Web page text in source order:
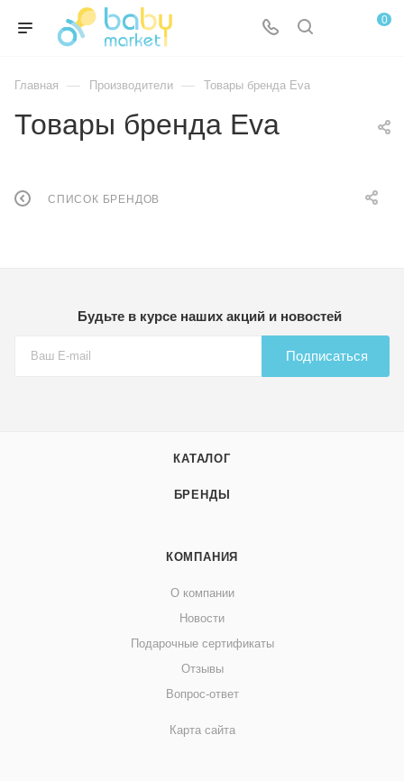
0
Главная — Производители — Товары бренда Eva
Товары бренда Eva
СПИСОК БРЕНДОВ
Будьте в курсе наших акций и новостей
Подписаться
КАТАЛОГ
БРЕНДЫ
КОМПАНИЯ
О компании
Новости
Подарочные сертификаты
Отзывы
Вопрос-ответ
Карта сайта